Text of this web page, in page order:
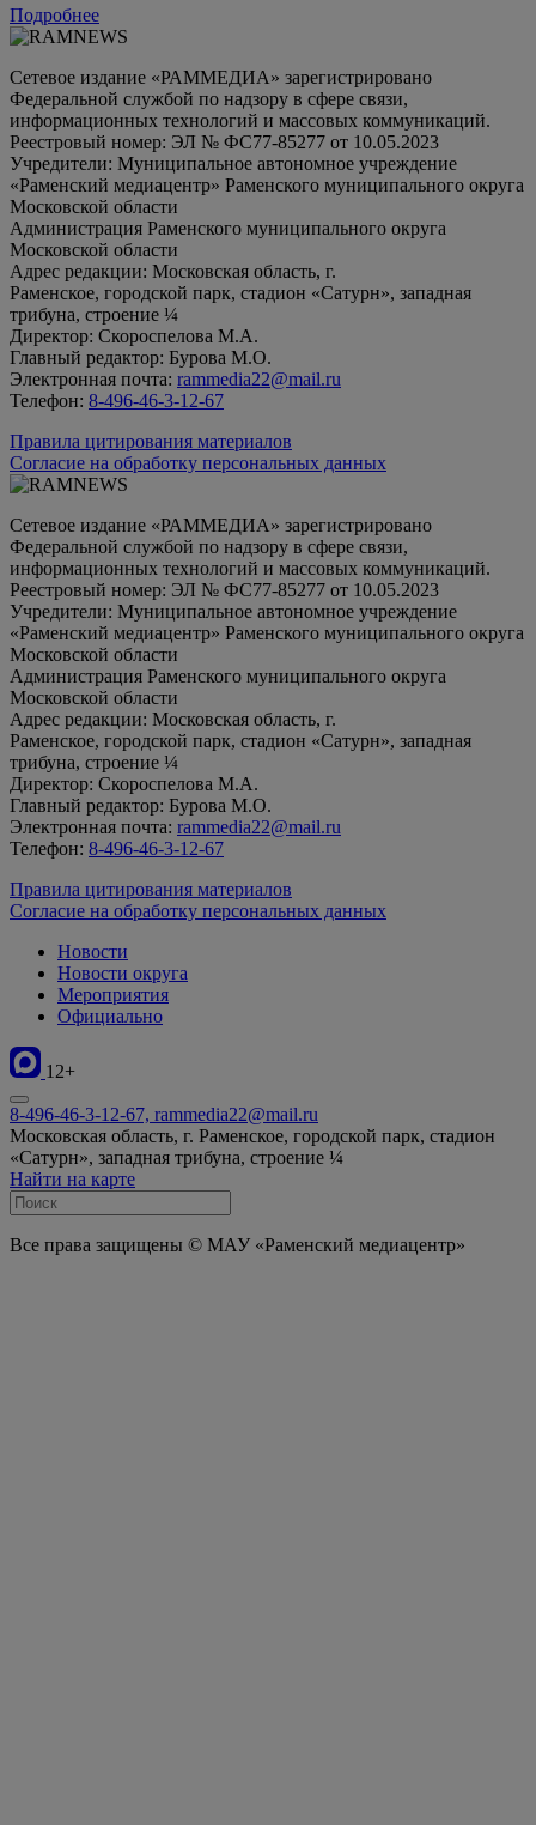
Подробнее
Сетевое издание «РАММЕДИА» зарегистрировано
Федеральной службой по надзору в сфере связи,
информационных технологий и массовых коммуникаций.
Реестровый номер: ЭЛ № ФС77-85277 от 10.05.2023
Учредители: Муниципальное автономное учреждение
«Раменский медиацентр» Раменского муниципального округа
Московской области
Администрация Раменского муниципального округа
Московской области
Адрес редакции: Московская область, г.
Раменское, городской парк, стадион «Сатурн», западная
трибуна, строение ¼
Директор: Скороспелова М.А.
Главный редактор: Бурова М.О.
Электронная почта: rammedia22@mail.ru
Телефон: 8-496-46-3-12-67
Правила цитирования материалов
Согласие на обработку персональных данных
Сетевое издание «РАММЕДИА» зарегистрировано
Федеральной службой по надзору в сфере связи,
информационных технологий и массовых коммуникаций.
Реестровый номер: ЭЛ № ФС77-85277 от 10.05.2023
Учредители: Муниципальное автономное учреждение
«Раменский медиацентр» Раменского муниципального округа
Московской области
Администрация Раменского муниципального округа
Московской области
Адрес редакции: Московская область, г.
Раменское, городской парк, стадион «Сатурн», западная
трибуна, строение ¼
Директор: Скороспелова М.А.
Главный редактор: Бурова М.О.
Электронная почта: rammedia22@mail.ru
Телефон: 8-496-46-3-12-67
Правила цитирования материалов
Согласие на обработку персональных данных
Новости
Новости округа
Мероприятия
Официально
12+
8-496-46-3-12-67, rammedia22@mail.ru
Московская область, г. Раменское, городской парк, стадион
«Сатурн», западная трибуна, строение ¼
Найти на карте
Все права защищены © МАУ «Раменский медиацентр»